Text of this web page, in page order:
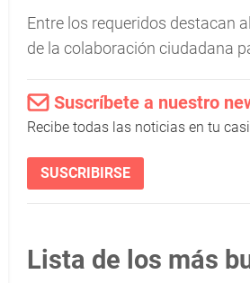
Entre los requeridos destacan
de la colaboración ciudadana
Suscríbete a nuestro
Recibe todas las noticias en tu
SUSCRIBIRSE
Lista de los más